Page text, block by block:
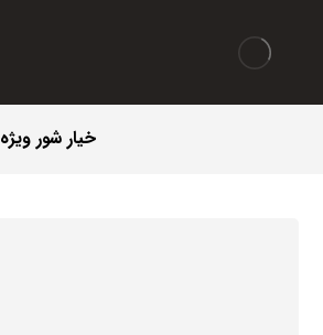
خیار شور ویژه